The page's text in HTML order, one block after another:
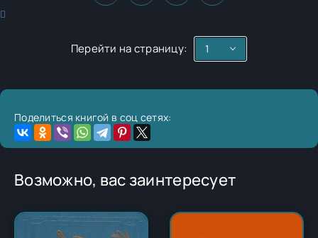
Перейти на страницу:
Поделиться книгой в соц сетях:
Возможно, вас заинтересует